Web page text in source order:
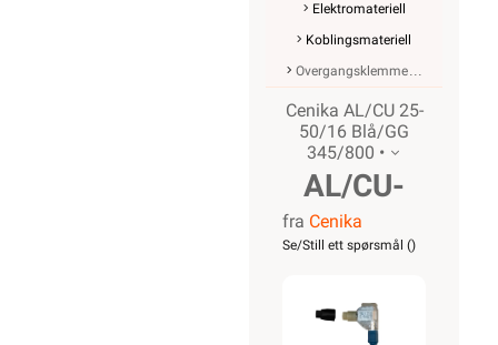
Elektromateriell
Koblingsmateriell
Overgangsklemme
Cenika AL/CU 25-
50/16 Blå/GG
345/800 •
AL/CU-
Overgang
Blå/GG
fra Cenika
Se/Still ett spørsmål ()